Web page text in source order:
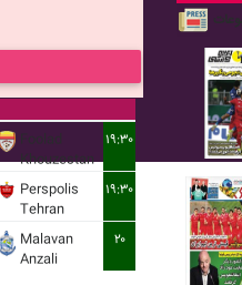
Khouzestan
۱۹:۳۰
Perspolis
Tehran
۱۹:۳۰
Malavan
Anzali
۲۰